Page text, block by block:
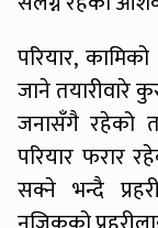
परियार,
जाने तयारीवारे
जनासँगै रहेको
परियार फरार
सक्ने भन्दै